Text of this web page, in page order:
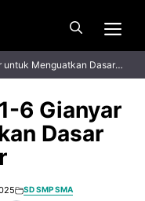
untuk Menguatkan Dasar
6 Gianyar
Dasar
SD SMP SMA